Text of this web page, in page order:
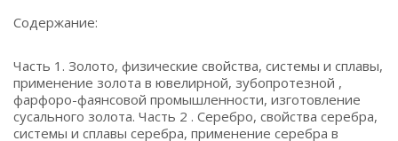
Содержание:
Часть 1. Золото, физические свойства, системы и сплавы,
применение золота в ювелирной, зубопротезной ,
фарфоро-фаянсовой промышленности, изготовление
сусального золота. Часть 2 . Серебро, свойства серебра,
системы и сплавы серебра, применение серебра в